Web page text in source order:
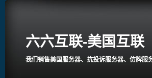
六六互联-美国互联
我们销售美国服务器、抗投诉服务器、仿牌服